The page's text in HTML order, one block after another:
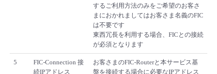
するご利用方法のみをご希望のお客さ
まにおかれましてはお客さま名義のFIC
は不要です
東西冗長を利用する場合、FICとの接続
が必須となります
5
FIC-Connection 接
続IPアドレス
お客さまのFIC-Routerと本サービス基
盤を接続する場合に必要なIPアドレス